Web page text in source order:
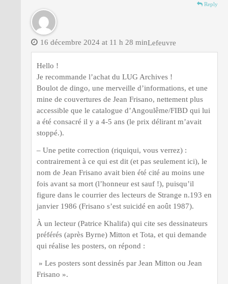
Reply
Lefeuvre
16 décembre 2024 at 11 h 28 min
Hello !
Je recommande l’achat du LUG Archives !
Boulot de dingo, une merveille d’informations, et une
mine de couvertures de Jean Frisano, nettement plus
accessible que le catalogue d’Angoulême/FIBD qui lui
a été consacré il y a 4-5 ans (le prix délirant m’avait
stoppé.).
– Une petite correction (riquiqui, vous verrez) :
contrairement à ce qui est dit (et pas seulement ici), le
nom de Jean Frisano avait bien été cité au moins une
fois avant sa mort (l’honneur est sauf !), puisqu’il
figure dans le courrier des lecteurs de Strange n.193 en
janvier 1986 (Frisano s’est suicidé en août 1987).
À un lecteur (Patrice Khalifa) qui cite ses dessinateurs
préférés (après Byrne) Mitton et Tota, et qui demande
qui réalise les posters, on répond :
» Les posters sont dessinés par Jean Mitton ou Jean
Frisano ».